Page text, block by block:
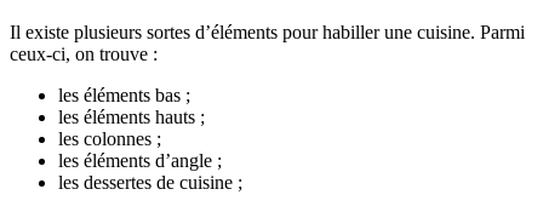
Il existe plusieurs sortes d’éléments pour habiller une cuisine. Parmi
ceux-ci, on trouve :
les éléments bas ;
les éléments hauts ;
les colonnes ;
les éléments d’angle ;
les dessertes de cuisine ;